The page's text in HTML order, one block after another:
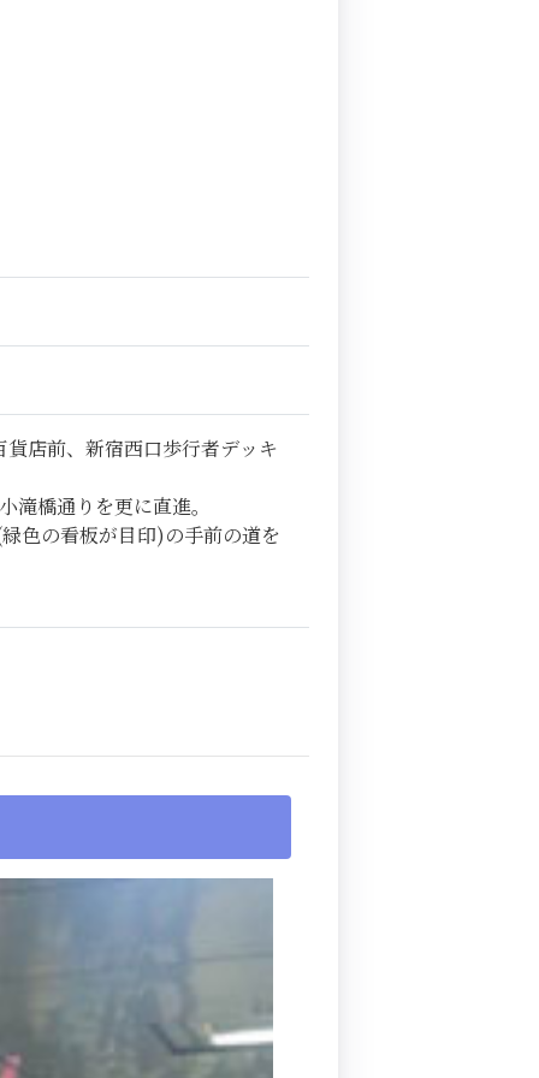
店前、新宿西口歩行者デッキ
橋通りを更に直進。
色の看板が目印)の手前の道を